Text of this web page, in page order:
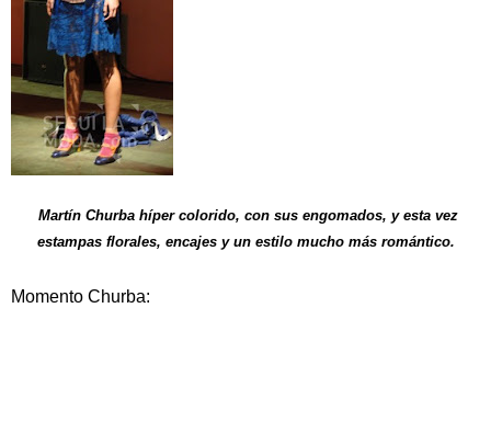
Martín Churba híper colorido, con sus engomados, y esta vez
estampas florales, encajes y un estilo mucho más romántico.
Momento Churba: